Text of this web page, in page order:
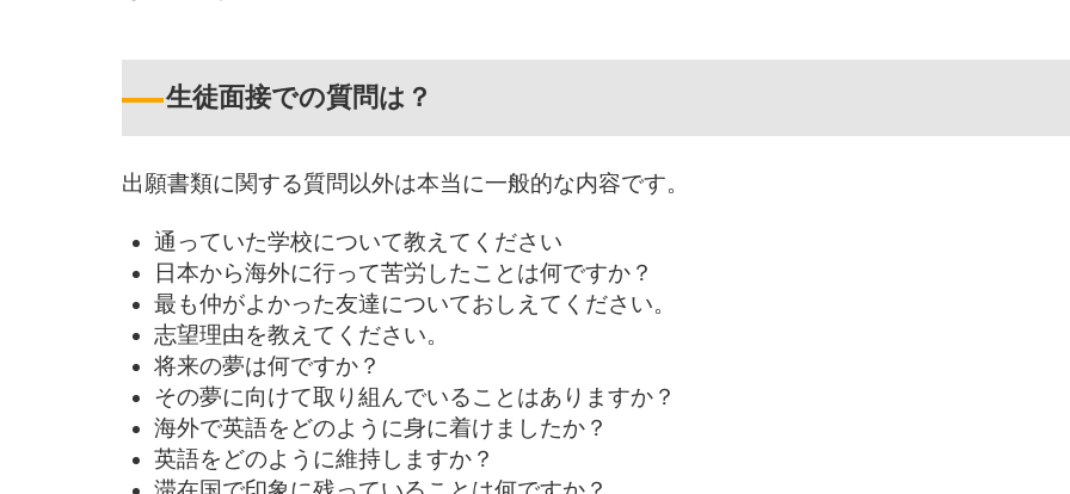
生徒面接での質問は？
出願書類に関する質問以外は本当に一般的な内容です。
通っていた学校について教えてください
日本から海外に行って苦労したことは何ですか？
最も仲がよかった友達についておしえてください。
志望理由を教えてください。
将来の夢は何ですか？
その夢に向けて取り組んでいることはありますか？
海外で英語をどのように身に着けましたか？
英語をどのように維持しますか？